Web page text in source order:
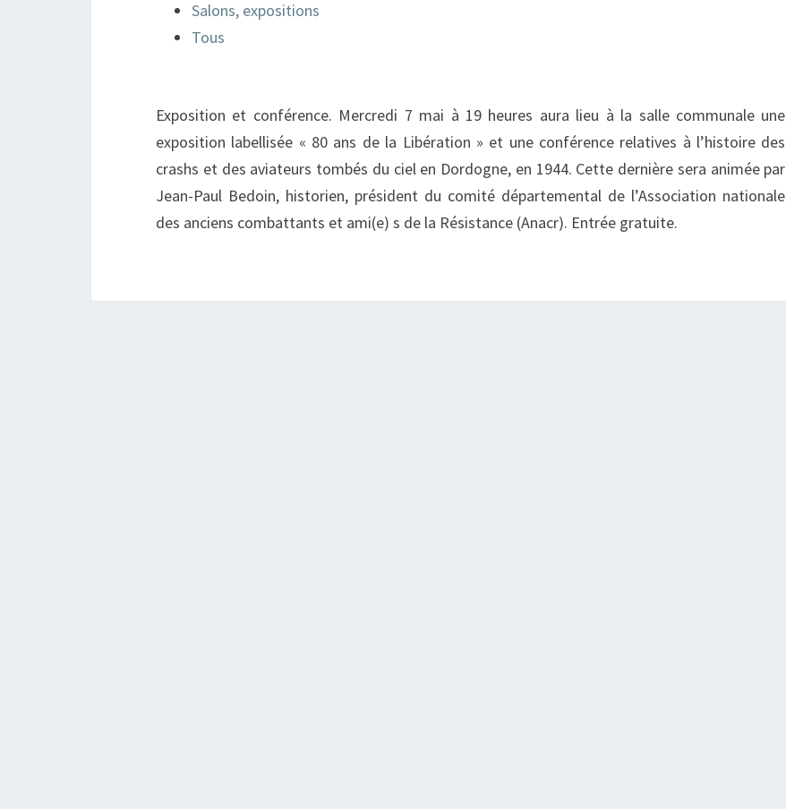
Salons, expositions
Tous
Exposition et conférence. Mercredi 7 mai à 19 heures aura lieu à la salle communale une
exposition labellisée « 80 ans de la Libération » et une conférence relatives à l’histoire des
crashs et des aviateurs tombés du ciel en Dordogne, en 1944. Cette dernière sera animée par
Jean-Paul Bedoin, historien, président du comité départemental de l’Association nationale
des anciens combattants et ami(e) s de la Résistance (Anacr). Entrée gratuite.